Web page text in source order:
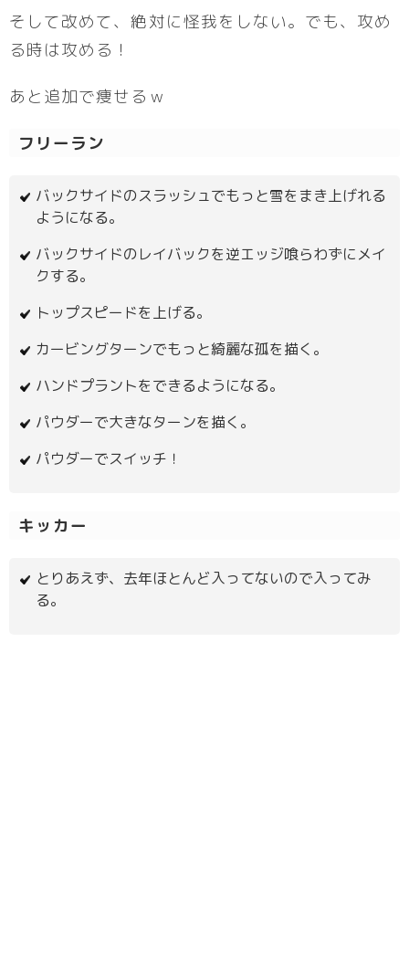
そして改めて、絶対に怪我をしない。でも、攻め
る時は攻める！
あと追加で痩せるｗ
フリーラン
バックサイドのスラッシュでもっと雪をまき上げれる
ようになる。
バックサイドのレイバックを逆エッジ喰らわずにメイ
クする。
トップスピードを上げる。
カービングターンでもっと綺麗な孤を描く。
ハンドプラントをできるようになる。
パウダーで大きなターンを描く。
パウダーでスイッチ！
キッカー
とりあえず、去年ほとんど入ってないので入ってみ
る。